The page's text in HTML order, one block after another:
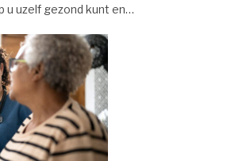
u uzelf gezond kunt en…